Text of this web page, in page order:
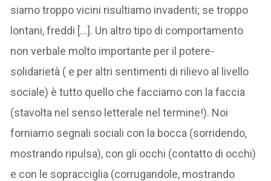
siamo troppo vicini risultiamo invadenti; se troppo
lontani, freddi […]. Un altro tipo di comportamento
non verbale molto importante per il potere-
solidarietà ( e per altri sentimenti di rilievo al livello
sociale) è tutto quello che facciamo con la faccia
(stavolta nel senso letterale nel termine!). Noi
forniamo segnali sociali con la bocca (sorridendo,
mostrando ripulsa), con gli occhi (contatto di occhi)
e con le sopracciglia (corrugandole, mostrando